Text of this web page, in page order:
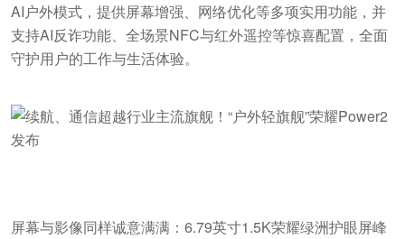
AI户外模式，提供屏幕增强、网络优化等多项实用功能，并
支持AI反诈功能、全场景NFC与红外遥控等惊喜配置，全面
守护用户的工作与生活体验。
屏幕与影像同样诚意满满：6.79英寸1.5K荣耀绿洲护眼屏峰